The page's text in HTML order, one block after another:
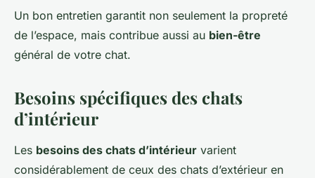
Un bon entretien garantit non seulement la propreté
de l’espace, mais contribue aussi au bien-être
général de votre chat.
Besoins spécifiques des chats
d’intérieur
Les besoins des chats d’intérieur varient
considérablement de ceux des chats d’extérieur en